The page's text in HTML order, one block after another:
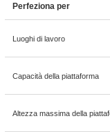
Perfeziona per
Luoghi di lavoro
Capacità della piattaforma
Altezza massima della